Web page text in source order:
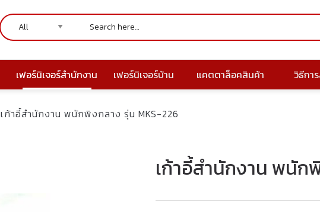
เฟอร์นิเจอร์สำนักงาน เฟอร์นิเจอร์บ้าน แคตตาล็อคสินค้า วิธีกา
เก้าอี้สำนักงาน พนักพิงกลาง รุ่น MKS-226
เก้าอี้สำนักงาน พนัก